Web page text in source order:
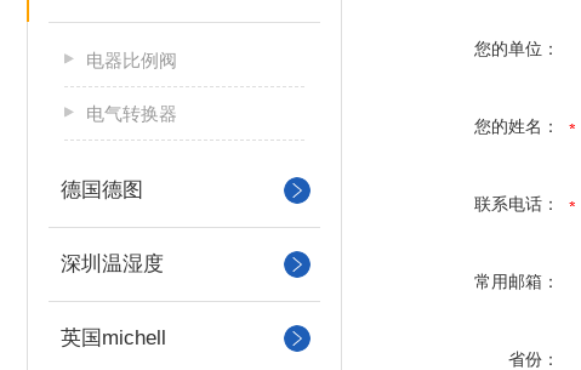
电器比例阀
电气转换器
德国德图
深圳温湿度
英国michell
您的单位：
您的姓名：
联系电话：
常用邮箱：
省份：